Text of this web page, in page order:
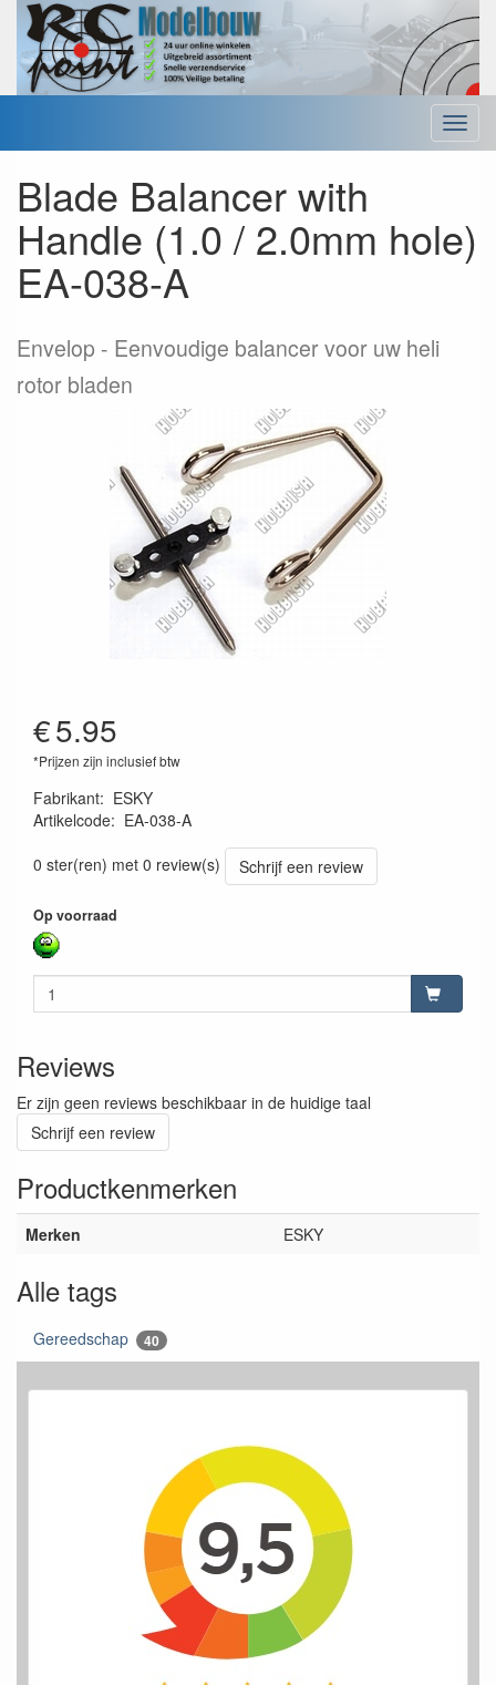
Menu
Blade Balancer with
Handle (1.0 / 2.0mm hole)
EA-038-A
Envelop
Eenvoudige balancer voor uw heli
rotor bladen
€5.95
*Prijzen zijn inclusief btw
Fabrikant: ESKY
Artikelcode: EA-038-A
0 ster(ren) met 0 review(s)
Schrijf een review
Op voorraad
Reviews
Er zijn geen reviews beschikbaar in de huidige taal
Schrijf een review
Productkenmerken
Merken ESKY
Alle tags
Gereedschap 40